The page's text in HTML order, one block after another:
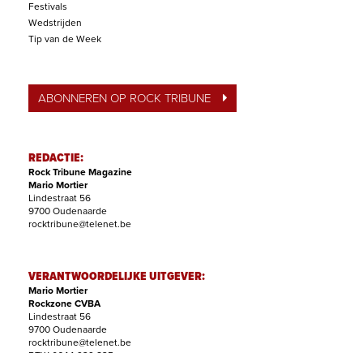
Festivals
Wedstrijden
Tip van de Week
ABONNEREN OP ROCK TRIBUNE
REDACTIE:
Rock Tribune Magazine
Mario Mortier
Lindestraat 56
9700 Oudenaarde
rocktribune@telenet.be
VERANTWOORDELIJKE UITGEVER:
Mario Mortier
Rockzone CVBA
Lindestraat 56
9700 Oudenaarde
rocktribune@telenet.be